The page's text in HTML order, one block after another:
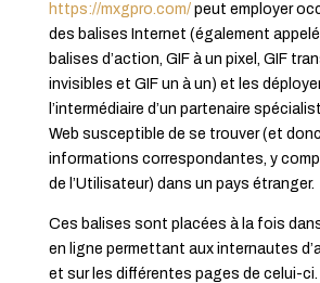
https://mxgpro.com/peut employer
des balises Internet (également
balises d’action, GIF à un pixel, GIF
invisibles et GIF un à un) et les
l’intermédiaire d’un partenaire
Web susceptible de se trouver (et
informations correspondantes, y
de l’Utilisateur) dans un pays étranger.
Ces balises sont placées à la fois
en ligne permettant aux internautes
et sur les différentes pages de celui-ci.